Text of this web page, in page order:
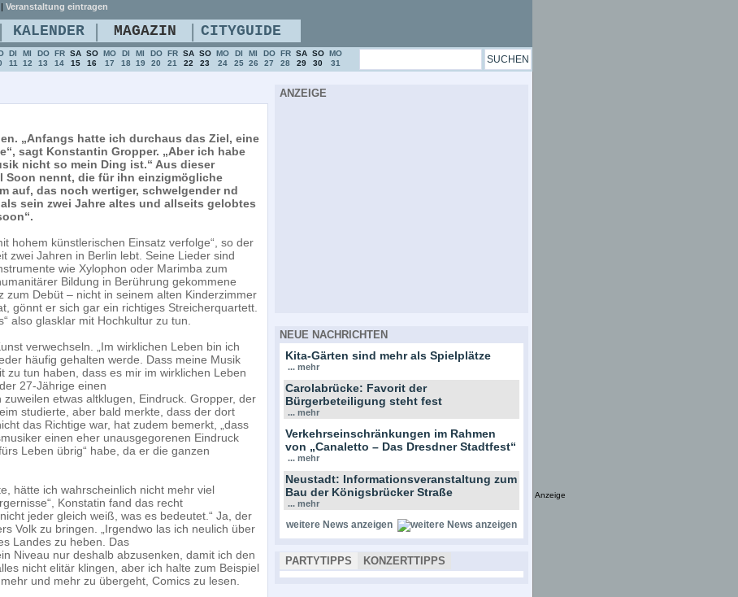
„Anfangs hatte ich durchaus das Ziel, eine
sagt Konstantin Gropper. „Aber ich habe
nicht so mein Ding ist.“ Aus dieser
Soon nennt, die für ihn einzigmögliche
auf, das noch wertiger, schwelgender nd
sein zwei Jahre altes und allseits gelobtes
hohem künstlerischen Einsatz verfolge“, so der
zwei Jahren in Berlin lebt. Seine Lieder sind
wie Xylophon oder Marimba zum
Bildung in Berührung gekommene
zum Debüt – nicht in seinem alten Kinderzimmer
gönnt er sich gar ein richtiges Streicherquartett.
also glasklar mit Hochkultur zu tun.
verwechseln. „Im wirklichen Leben bin ich
häufig gehalten werde. Dass meine Musik
zu tun haben, dass es mir im wirklichen Leben
27-Jährige einen
etwas altklugen, Eindruck. Gropper, der
studierte, aber bald merkte, dass der dort
das Richtige war, hat zudem bemerkt, „dass
einen eher unausgegorenen Eindruck
Leben übrig“ habe, da er die ganzen
hätte ich wahrscheinlich nicht mehr viel
Konstatin fand das recht
jeder gleich weiß, was es bedeutet.“ Ja, der
Volk zu bringen. „Irgendwo las ich neulich über
Landes zu heben. Das
Niveau nur deshalb abzusenken, damit ich den
nicht elitär klingen, aber ich halte zum Beispiel
und mehr zu übergeht, Comics zu lesen.
ANZEIGE
NEUE NACHRICHTEN
Kita-Gärten sind mehr als Spielplätze
... mehr
Carolabrücke: Favorit der
Bürgerbeteiligung steht fest
... mehr
Verkehrseinschränkungen im Rahmen
von „Canaletto – Das Dresdner Stadtfest“
... mehr
Neustadt: Informationsveranstaltung zum
Bau der Königsbrücker Straße
... mehr
weitere News anzeigen
PARTYTIPPS KONZERTTIPPS
| Veranstaltung eintragen
| KALENDER | MAGAZIN | CITYGUIDE
DI
11
MI
12
DO
13
FR
14
SA
15
SO
16
MO
17
DI
18
MI
19
DO
20
FR
21
SA
22
SO
23
MO
24
DI
25
MI
26
DO
27
FR
28
SA
29
SO
30
MO
31
Anzeige